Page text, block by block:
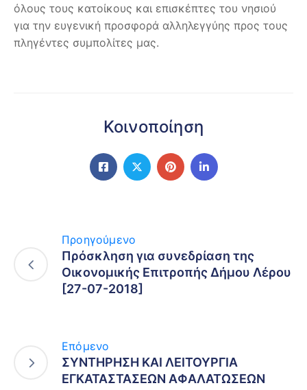
όλους τους κατοίκους και επισκέπτες του νησιού
για την ευγενική προσφορά αλληλεγγύης προς τους
πληγέντες συμπολίτες μας.
Κοινοποίηση
Προηγούμενο
Πρόσκληση για συνεδρίαση της
Οικονομικής Επιτροπής Δήμου Λέρου
[27-07-2018]
Επόμενο
ΣΥΝΤΗΡΗΣΗ ΚΑΙ ΛΕΙΤΟΥΡΓΙΑ
ΕΓΚΑΤΑΣΤΑΣΕΩΝ ΑΦΑΛΑΤΩΣΕΩΝ